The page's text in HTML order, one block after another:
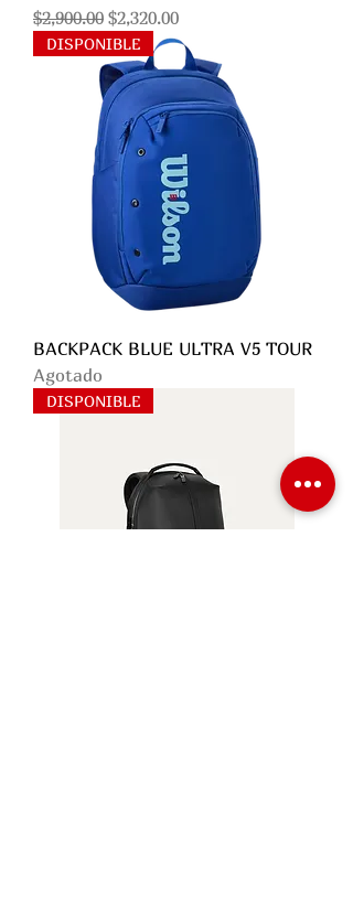
Precio
$2,900.00 Precio de oferta
$2,320.00
DISPONIBLE
BACKPACK BLUE ULTRA V5 TOUR
Agotado
DISPONIBLE